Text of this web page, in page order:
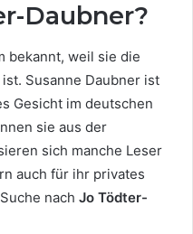
Daubner?
bekannt, weil sie die
ist. Susanne Daubner ist
Gesicht im deutschen
sie aus der
sich manche Leser
auch für ihr privates
nach Jo Tödter-